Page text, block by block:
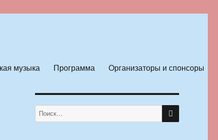
музыка Программа Организаторы и спонсоры
Искать: ПОИСК